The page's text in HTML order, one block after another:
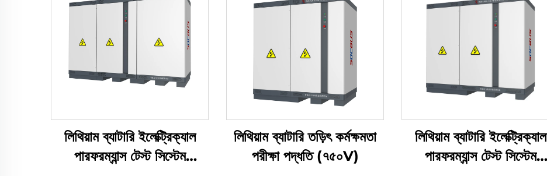
লিথিয়াম ব্যাটারি ইলেক্ট্রিক্যাল
পারফরম্যান্স টেস্ট সিস্টেম
লিথিয়াম ব্যাটারি তড়িৎ কর্মক্ষমতা
পরীক্ষা পদ্ধতি (৭৫০V)
লিথিয়াম ব্যাটারি ইলেক্ট্রিক্যাল
পারফরম্যান্স টেস্ট সিস্টেম